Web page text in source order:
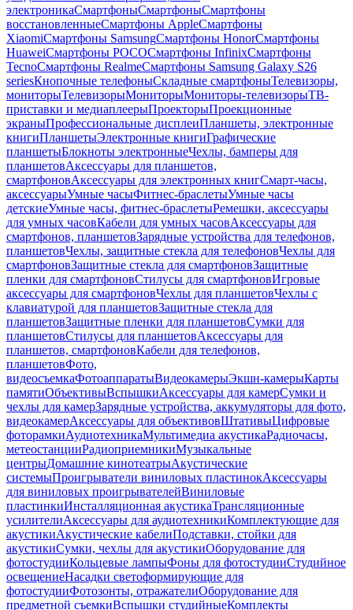
электроникаСмартфоныСмартфоныСмартфоны
восстановленныеСмартфоны AppleСмартфоны
XiaomiСмартфоны SamsungСмартфоны HonorСмартфоны
HuaweiСмартфоны POCOСмартфоны InfinixСмартфоны
TecnoСмартфоны RealmeСмартфоны Samsung Galaxy S26
seriesКнопочные телефоныСкладные смартфоныТелевизоры,
мониторыТелевизорыМониторыМониторы-телевизорыТВ-
приставки и медиаплеерыПроекторыПроекционные
экраныПрофессиональные дисплеиПланшеты, электронные
книгиПланшетыЭлектронные книгиГрафические
планшетыБлокноты электронныеЧехлы, бамперы для
планшетовАксессуары для планшетов,
смартфоновАксессуары для электронных книгСмарт-часы,
аксессуарыУмные часыФитнес-браслетыУмные часы
детскиеУмные часы, фитнес-браслетыРемешки, аксессуары
для умных часовКабели для умных часовАксессуары для
смартфонов, планшетовЗарядные устройства для телефонов,
планшетовЧехлы, защитные стекла для телефоновЧехлы для
смартфоновЗащитные стекла для смартфоновЗащитные
пленки для смартфоновСтилусы для смартфоновИгровые
аксессуары для смартфоновЧехлы для планшетовЧехлы с
клавиатурой для планшетовЗащитные стекла для
планшетовЗащитные пленки для планшетовСумки для
планшетовСтилусы для планшетовАксессуары для
планшетов, смартфоновКабели для телефонов,
планшетовФото,
видеосъемкаФотоаппаратыВидеокамерыЭкшн-камерыКарты
памятиОбъективыВспышкиАксессуары для камерСумки и
чехлы для камерЗарядные устройства, аккумуляторы для фото,
видеокамерАксессуары для объективовШтативыЦифровые
фоторамкиАудиотехникаМультимедиа акустикаРадиочасы,
метеостанцииРадиоприемникиМузыкальные
центрыДомашние кинотеатрыАкустические
системыПроигрыватели виниловых пластинокАксессуары
для виниловых проигрывателейВиниловые
пластинкиИнсталляционная акустикаТрансляционные
усилителиАксессуары для аудиотехникиКомплектующие для
акустикиАкустические кабелиПодставки, стойки для
акустикиСумки, чехлы для акустикиОборудование для
фотостудииКольцевые лампыФоны для фотостудииСтудийное
освещениеНасадки светоформирующие для
фотостудииФотозонты, отражателиОборудование для
предметной съемкиВспышки студийныеКомплекты